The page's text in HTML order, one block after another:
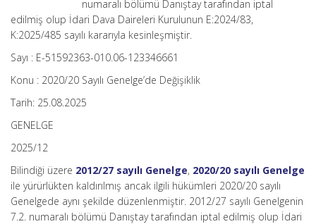
numaralı bölümü Danıştay tarafından iptal
edilmiş olup İdari Dava Daireleri Kurulunun E:2024/83,
K:2025/485 sayılı kararıyla kesinleşmiştir.
Sayı : E-51592363-010.06-123346661
Konu : 2020/20 Sayılı Genelge’de Değişiklik
Tarih: 25.08.2025
GENELGE
2025/12
Bilindiği üzere 2012/27 sayılı Genelge, 2020/20 sayılı Genelge
ile yürürlükten kaldırılmış ancak ilgili hükümleri 2020/20 sayılı
Genelgede aynı şekilde düzenlenmiştir. 2012/27 sayılı Genelgenin
7.2. numaralı bölümü Danıştay tarafından iptal edilmiş olup İdari